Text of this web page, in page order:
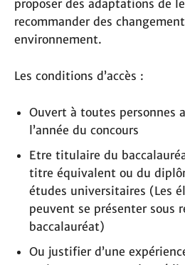
proposer des adaptations de
recommander des
environnement.
Les conditions d’accès :
Ouvert à toutes personnes
l’année du concours
Etre titulaire du
titre équivalent ou du
études universitaires (Les
peuvent se présenter sous
baccalauréat)
Ou justifier d’une